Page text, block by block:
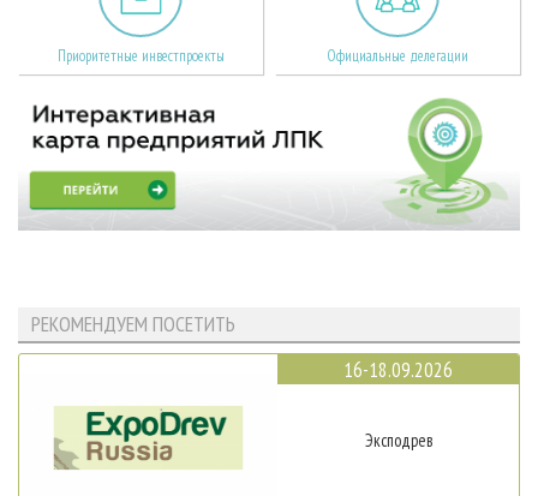
Приоритетные инвестпроекты Официальные делегации
РЕКОМЕНДУЕМ ПОСЕТИТЬ
16-18.09.2026
Эксподрев